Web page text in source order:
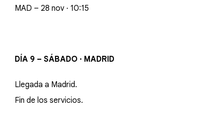
MAD – 28 nov · 10:15
DÍA 9 – SÁBADO · MADRID
Llegada a Madrid.
Fin de los servicios.